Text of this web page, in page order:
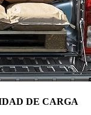
DE CARGA